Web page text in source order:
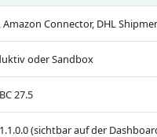
Amazon Connector, DHL
oder Sandbox
27.5
(sichtbar auf der